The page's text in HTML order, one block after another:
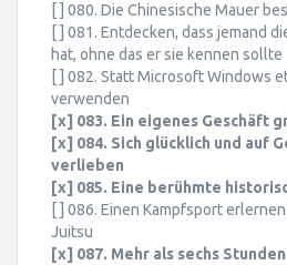
[ ] 080. Die Chinesische Mauer
[ ] 081. Entdecken, dass jemand
hat, ohne das er sie kennen sollte
[ ] 082. Statt Microsoft Windows
verwenden
[x] 083. Ein eigenes Geschäft
[x] 084. Sich glücklich und auf
verlieben
[x] 085. Eine berühmte
[ ] 086. Einen Kampfsport
Juitsu
[x] 087. Mehr als sechs